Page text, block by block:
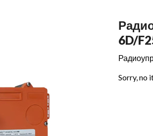
6D/
Sorry, no